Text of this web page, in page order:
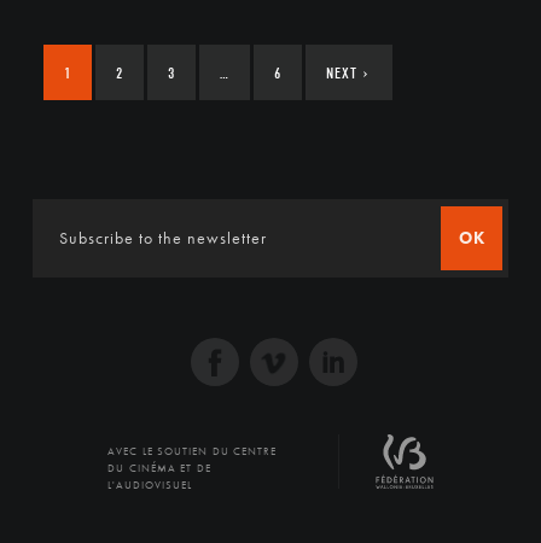
1 2 3 6 NEXT ›
OK
AVEC LE SOUTIEN DU CENTRE
DU CINÉMA ET DE
L'AUDIOVISUEL